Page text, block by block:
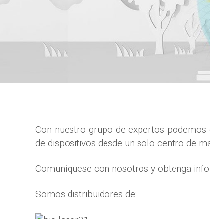
Con nuestro grupo de expertos
de dispositivos desde un solo centro de
Comuníquese con nosotros y obtenga
Somos distribuidores de: